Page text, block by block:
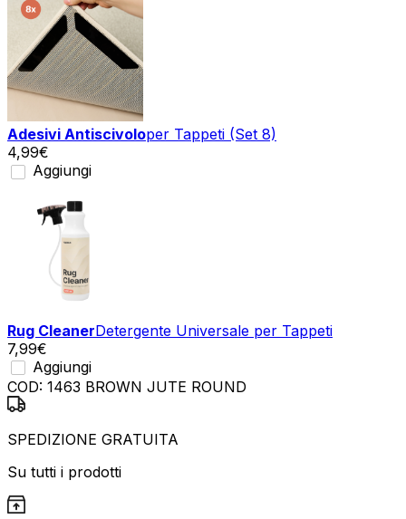
Adesivi Antiscivoloper Tappeti (Set 8)
4,99€
Aggiungi
Rug CleanerDetergente Universale per Tappeti
7,99€
Aggiungi
COD: 1463 BROWN JUTE ROUND
SPEDIZIONE GRATUITA
Su tutti i prodotti